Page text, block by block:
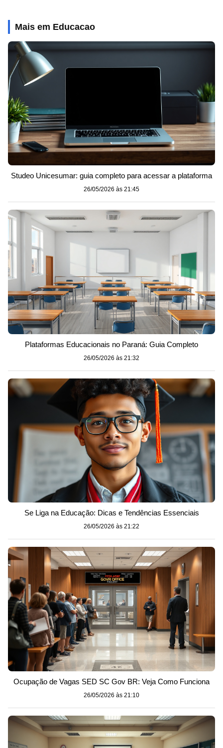
Mais em Educacao
Studeo Unicesumar: guia completo para acessar a plataforma
26/05/2026 às 21:45
Plataformas Educacionais no Paraná: Guia Completo
26/05/2026 às 21:32
Se Liga na Educação: Dicas e Tendências Essenciais
26/05/2026 às 21:22
Ocupação de Vagas SED SC Gov BR: Veja Como Funciona
26/05/2026 às 21:10